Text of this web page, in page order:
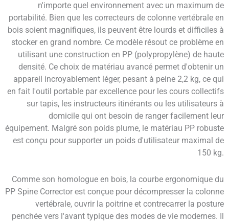
n'importe quel environnement avec un maximum de
portabilité. Bien que les correcteurs de colonne vertébrale en
bois soient magnifiques, ils peuvent être lourds et difficiles à
stocker en grand nombre. Ce modèle résout ce problème en
utilisant une construction en PP (polypropylène) de haute
densité. Ce choix de matériau avancé permet d'obtenir un
appareil incroyablement léger, pesant à peine 2,2 kg, ce qui
en fait l'outil portable par excellence pour les cours collectifs
sur tapis, les instructeurs itinérants ou les utilisateurs à
domicile qui ont besoin de ranger facilement leur
équipement. Malgré son poids plume, le matériau PP robuste
est conçu pour supporter un poids d'utilisateur maximal de
150 kg.
Comme son homologue en bois, la courbe ergonomique du
PP Spine Corrector est conçue pour décompresser la colonne
vertébrale, ouvrir la poitrine et contrecarrer la posture
penchée vers l'avant typique des modes de vie modernes. Il